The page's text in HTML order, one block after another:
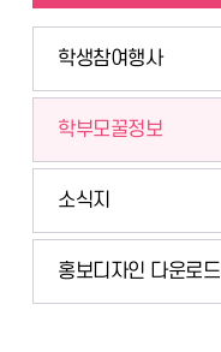
왼쪽메뉴
학생참여행사
학부모꿀정보
소식지
홍보디자인 다운로드